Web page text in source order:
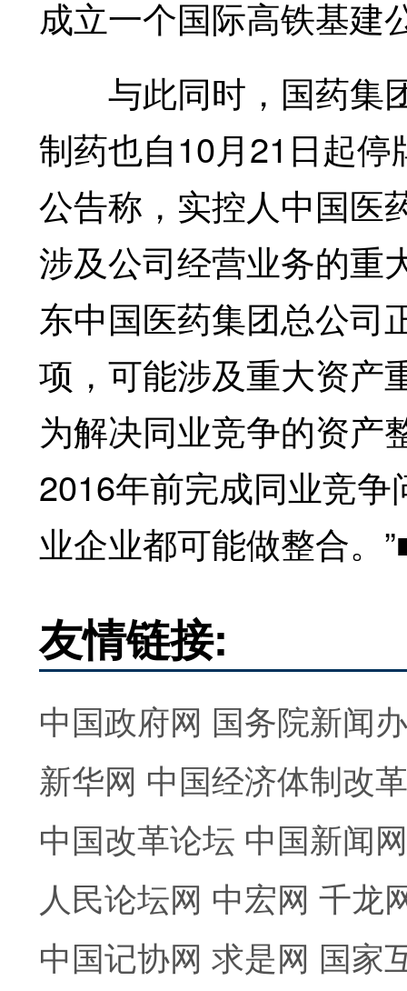
成立一个国际高铁基建
与此同时，国药集
制药也自10月21日起
公告称，实控人中国医
涉及公司经营业务的重
东中国医药集团总公司
项，可能涉及重大资产
为解决同业竞争的资产
2016年前完成同业竞
业企业都可能做整合。
友情链接:
中国政府网 国务院新闻
新华网 中国经济体制改
中国改革论坛 中国新闻网
人民论坛网 中宏网 千龙
中国记协网 求是网 国家